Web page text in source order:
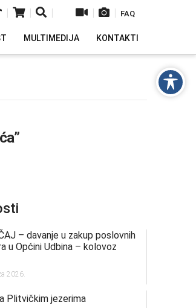
| | | | | FAQ
MULTIMEDIJA KONTAKTI
– davanje u zakup poslovnih
u Općini Udbina – kolovoz
2026.
Plitvičkim jezerima